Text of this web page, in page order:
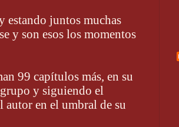
estando juntos muchas
y son esos los momentos
99 capítulos más, en su
y siguiendo el
autor en el umbral de su